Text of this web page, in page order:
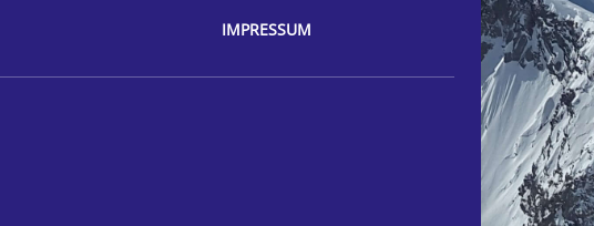
IMPRESSUM